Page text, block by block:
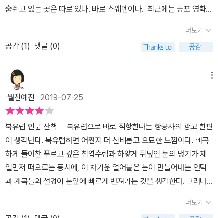
라 믿는다. - 저자서문 중에서-북유럽 인문 산책 / 홍민정 지음 / 미래
보다 많은 사람들이 이 책을 통해 북유럽에 대해 관심을 갖게 되는 계
을 하고 있는 캄피 교회, 정말로 풍요롭고 아름다운 녹시오 국립공원
도 알고는 있지만 그래도 지도가 삽이이 되었으면 더 많은 정보와 역
사와 예술 그리고 지리가 연결되어 북유럽을 이해하는데 더 도움이
되지 않을 가라는 개인적인 생각을 해본다. 또한 사진이 좀 더 크게 책
에 실렸으면 북유럽의 아름다운 자연과 건축물들을 가슴벅차게 다가
올 수 있을 것 같았는데 그게 조금은 아쉬움으로 남는다.
있다 P42 북유럽의 겨울이 길기는 해도 주요 도시들은 해안가에 위
치해 있어 생각처럼 혹독한 강추위는 많지 않다 P45 아이들은 크리
스마스까지 하루에 하나씩 열어보는 어드벤트 달력을 선물 받기도 한
있다 P48 어두운 북유럽의 겨울은 눈이 와야 불빛들이 반사되며 반
짝거려 환하고 예쁘다. 그래서 하얀 눈이 가득 내려 스톡홀름의 겨울
을 낭만적으로 밝혀주길 바라고는 했다 P50 라플란드는 스웨덴, 노
르웨이, 핀란드 북부와 러시아의 콜라반도를 아우르는 북유럽에서도
최북단 북극권 지역을 말한다. P53 키루나는 관광도시가 아니라
서 교회를 빼면 그다지 볼거리가 많지 않다. P57 얼음 호텔 내부는
아무리 추워도 영하 8도 아래로는 내려가지 않는다고 한다. 두터운
순록 담요는 호텔에서 제공해주니 함께 온기를 나눌 누군가가 있다면
한번 도전해볼 만하다 P62 보고 싶다고 볼 수 있는 것도 아니고 언제
른다. 오로라는 밤하늘에 형형색색의 빛이 신비롭게 드리워지는 현상
숨쉬고 있는 곳은 따로 있다. 바로 스웨덴이다. 최근에는 공포 영화
축제 속에서 벌어지는 이야기를 다루고 있다. 이 미드소마 역시 영화
감독의 상상력으로 만든 가상이 아니다. 스웨덴 사람들이 해가 긴 한
여름기간을 정해서 즐기는, 지금도 여전히 스웨덴의 일상으로 살아있
는 실제 축제가 ‘미드소마‘다. 삐삐나 무미 등의 세계적인 캐릭터도,
노벨, 안데르센, 키르케고르, 그리그 등 우리가 살아가면서 한번 이상
은 꼭 이름을 들어본 인물들도 모두 저 북유럽의 토양에서 탄생했다.
우리가 흔히 북유럽이라고 부르는 스웨덴, 핀란드, 노르웨이, 덴마크,
아이슬란드는 서로 국경을 맞대고 있는데다 수 백년의 역사를 공유하
고 있는 국가들이다. 정서가 비슷하면서도 각 국만의 독자적인 개성
은 분명하게 구별되는 북유럽 5개 국가는 우리나라로부터 멀리 있지
만 낯설지 않고, 친근하면서도 어딘가 가까이 하기엔 쉽지 않은 그런
나라들이다. 인터넷으로 치면 나오는 여러 정보들을 통해 각 나라에
대한 개괄적인 설명은 얻을 수 있지만, 거기 사는 사람들의 진짜 목소
리를 듣기는 쉽지 않아서가 아닐까 싶다. 스웨덴에서 4년을 거주한
더보기
공감 (1) 댓글 (0)
월천예진 2019-07-25
북유럽 인문 산책 북유럽으로 바로 직항한다는 항공사의 광고 한편
이 생각난다. 북유럽하면 어쩐지 더 신비롭고 오묘한 느낌이다. 빼곡
하게 들어찬 푸르고 깊은 침엽수림과 하얗게 뒤덮인 눈의 냉기가 제
일먼저 떠오르는 동시에, 이 차가운 얼어붙은 눈이 만들어내는 언덕
과 계곡들의 설경이 눈앞에 빠르게 번져가는 것을 생각한다. 그러나
의 건물들과 굴뚝. 크리스마스를 대표하는 배불뚝이의 성격 좋아보이
더보기